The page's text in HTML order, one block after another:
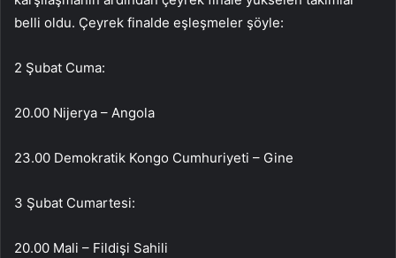
belli oldu. Çeyrek finalde eşleşmeler şöyle:
2 Şubat Cuma:
20.00 Nijerya – Angola
23.00 Demokratik Kongo Cumhuriyeti – Gine
3 Şubat Cumartesi:
20.00 Mali – Fildişi Sahili